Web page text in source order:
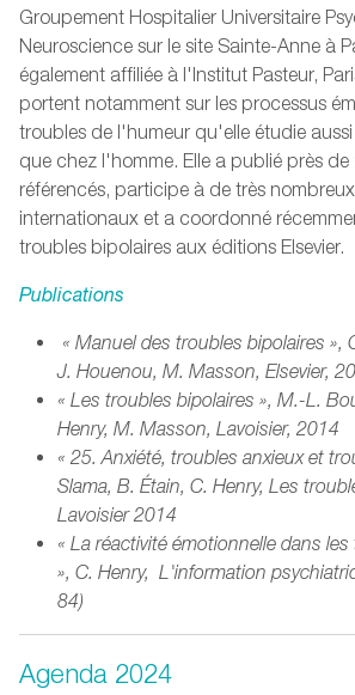
Groupement Hospitalier Universitaire
Neuroscience sur le site Sainte-Anne à
également affiliée à l'Institut Pasteur,
portent notamment sur les processus
troubles de l'humeur qu'elle étudie
que chez l'homme. Elle a publié près de
référencés, participe à de très
internationaux et a coordonné
troubles bipolaires aux éditions Elsevier.
Publications
« Manuel des troubles bipolaires »,
J. Houenou, M. Masson, Elsevier,
« Les troubles bipolaires », M.-L.
Henry, M. Masson, Lavoisier, 2014
« 25. Anxiété, troubles anxieux et
Slama, B. Étain, C. Henry, Les
Lavoisier 2014
« La réactivité émotionnelle dans
», C. Henry, L'information
84)
Agenda 2024